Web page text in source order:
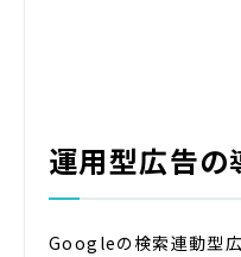
運用型広告の
Googleの検索連動型広